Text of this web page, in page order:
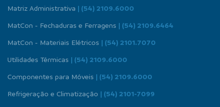
Matriz Administrativa | (54) 2109.6000
MatCon - Fechaduras e Ferragens | (54) 2109.6464
MatCon - Materiais Elétricos | (54) 2101.7070
Utilidades Térmicas | (54) 2109.6000
Componentes para Móveis | (54) 2109.6000
Refrigeração e Climatização | (54) 2101-7099